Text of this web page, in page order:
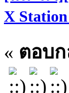
X
« ตอบก